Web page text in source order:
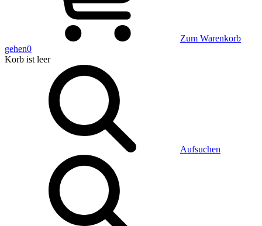
Zum Warenkorb
gehen0
Korb ist leer
Aufsuchen